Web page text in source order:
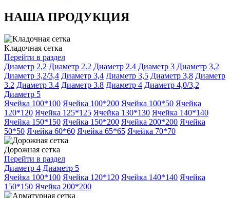
НАША ПРОДУКЦИЯ
Кладочная сетка
Перейти в раздел
Диаметр 2,2 Диаметр 2.2 Диаметр 2.4 Диаметр 3 Диаметр 3,2
Диаметр 3,2/3,4 Диаметр 3,4 Диаметр 3,5 Диаметр 3,8 Диаметр
3.2 Диаметр 3.4 Диаметр 3.8 Диаметр 4 Диаметр 4,0/3,2
Диаметр 5
Ячейка 100*100 Ячейка 100*200 Ячейка 100*50 Ячейка
120*120 Ячейка 125*125 Ячейка 130*130 Ячейка 140*140
Ячейка 150*150 Ячейка 150*200 Ячейка 200*200 Ячейка
50*50 Ячейка 60*60 Ячейка 65*65 Ячейка 70*70
Дорожная сетка
Перейти в раздел
Диаметр 4 Диаметр 5
Ячейка 100*100 Ячейка 120*120 Ячейка 140*140 Ячейка
150*150 Ячейка 200*200